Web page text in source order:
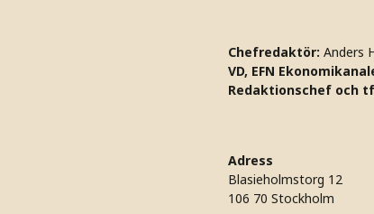
Chefredaktör: Anders
VD, EFN
Redaktionschef och
Adress
Blasieholmstorg 12
106 70 Stockholm